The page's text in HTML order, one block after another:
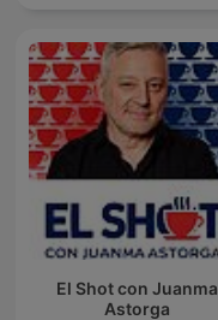
El Shot con Juanma
Astorga